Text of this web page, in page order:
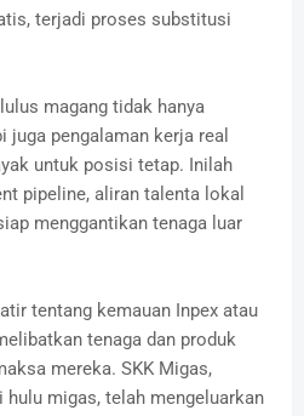
terjadi proses substitusi
magang tidak hanya
pengalaman kerja real
untuk posisi tetap. Inilah
pipeline, aliran talenta lokal
menggantikan tenaga luar
tentang kemauan Inpex atau
tenaga dan produk
mereka. SKK Migas,
migas, telah mengeluarkan